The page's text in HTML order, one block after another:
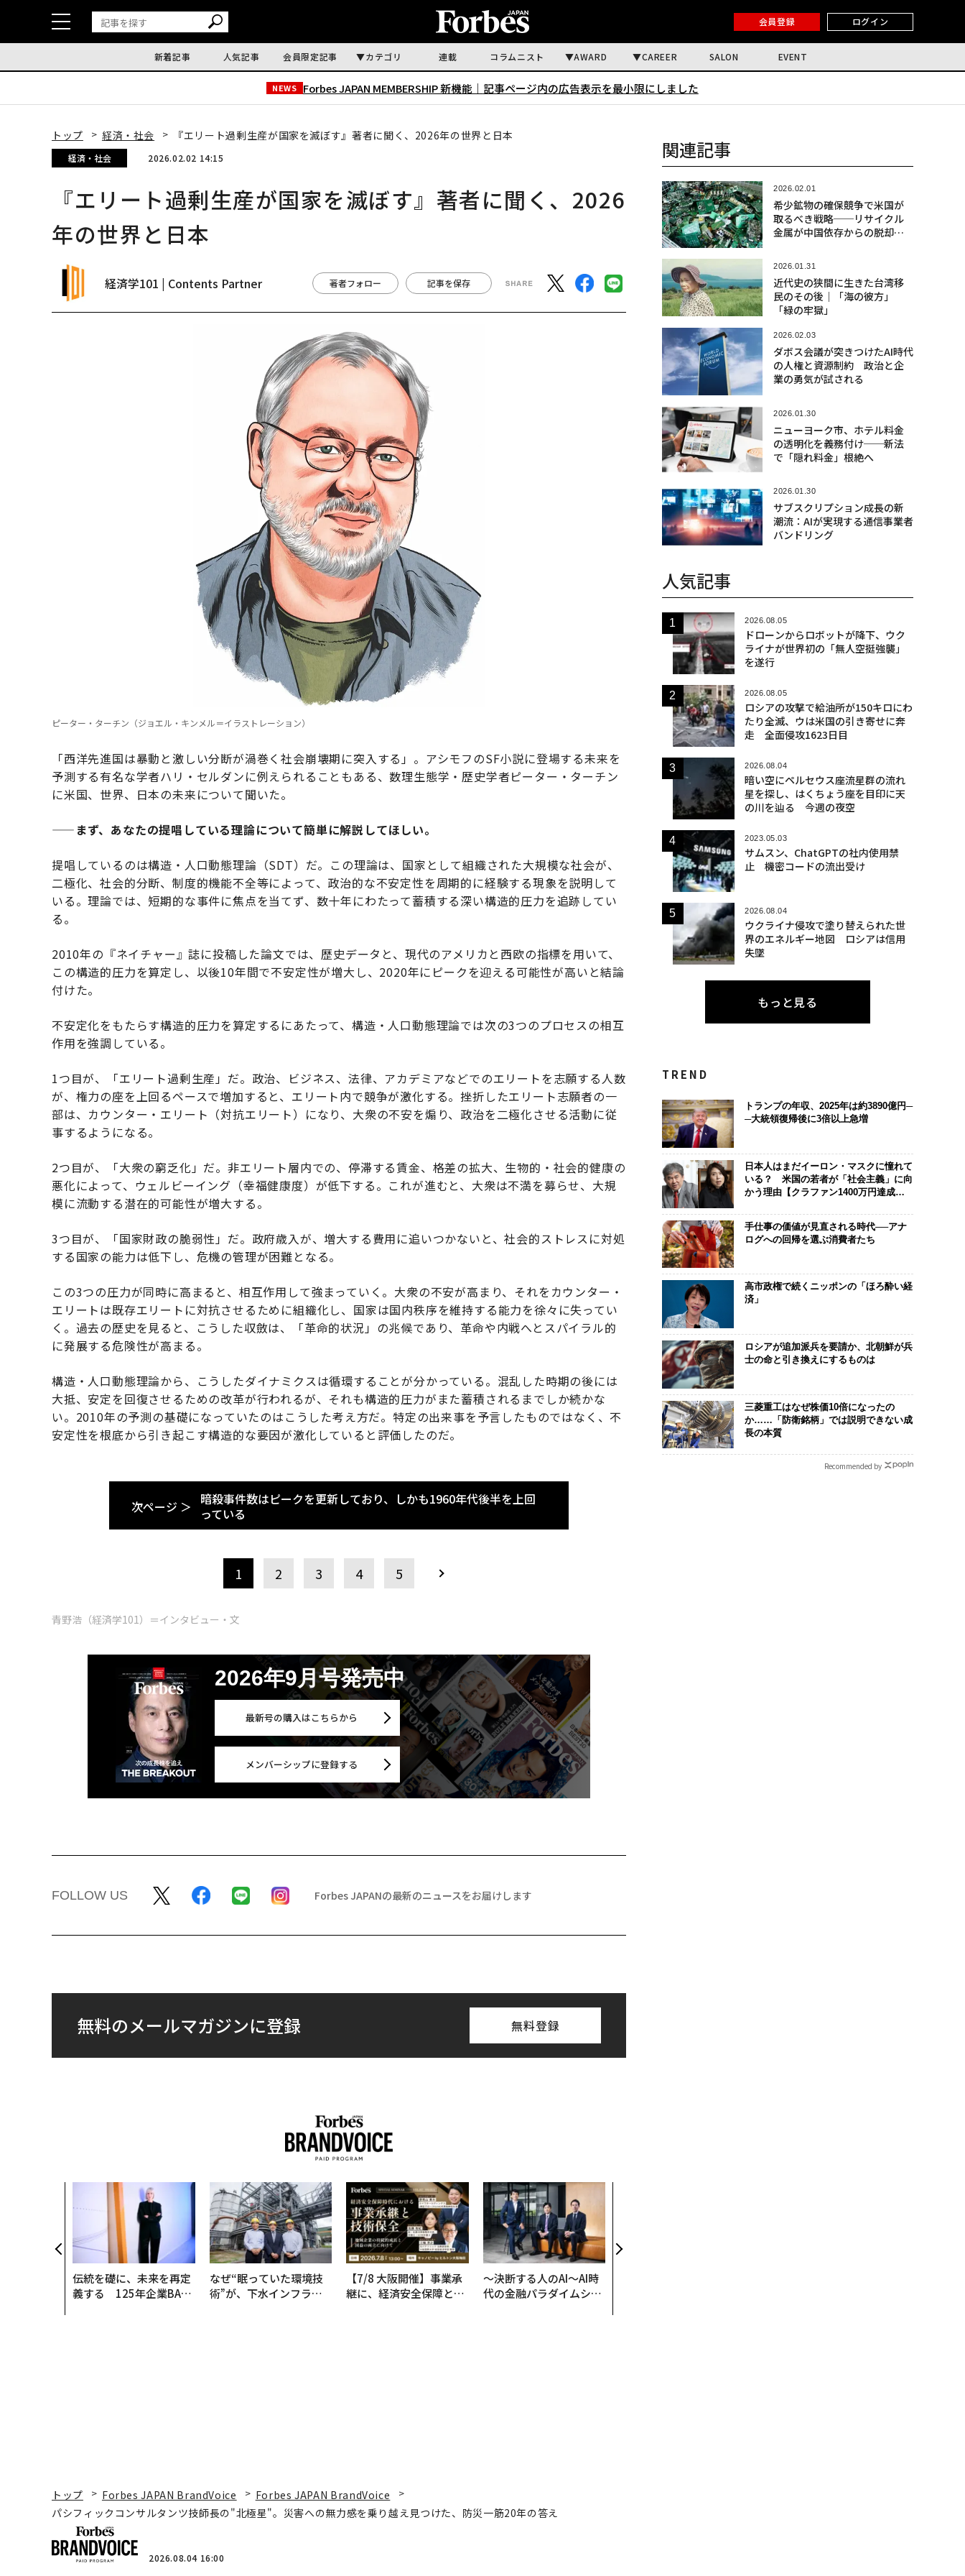
会員登録 ログイン
新着記事 人気記事 会員限定記事 カテゴリ 連載 コラムニスト AWARD CAREER SALON EVENT
NEWS Forbes JAPAN MEMBERSHIP 新機能｜ 記事ページ内の広告表示を最小限にしました
トップ 経済・社会 『エリート過剰生産が国家を滅ぼす』著者に聞く、2026年の世界と日本
経済・社会 2026.02.02 14:15
『エリート過剰生産が国家を滅ぼす』著者に聞く、2026
年の世界と日本
経済学101 | Contents Partner 著者フォロー 記事を保存
ピーター・ターチン（ジョエル・キンメル＝イラストレーション）
「西洋先進国は暴動と激しい分断が渦巻く社会崩壊期に突入する」。アシモフのSF小説に登場する未来を
予測する有名な学者ハリ・セルダンに例えられることもある、数理生態学・歴史学者ピーター・ターチン
に米国、世界、日本の未来について聞いた。
——まず、あなたの提唱している理論について簡単に解説してほしい。
提唱しているのは構造・人口動態理論（SDT）だ。この理論は、国家として組織された大規模な社会が、
二極化、社会的分断、制度的機能不全等によって、政治的な不安定性を周期的に経験する現象を説明して
いる。理論では、短期的な事件に焦点を当てず、数十年にわたって蓄積する深い構造的圧力を追跡してい
る。
2010年の『ネイチャー』誌に投稿した論文では、歴史データと、現代のアメリカと西欧の指標を用いて、
この構造的圧力を算定し、以後10年間で不安定性が増大し、2020年にピークを迎える可能性が高いと結論
付けた。
不安定化をもたらす構造的圧力を算定するにあたって、構造・人口動態理論では次の3つのプロセスの相互
作用を強調している。
1つ目が、「エリート過剰生産」だ。政治、ビジネス、法律、アカデミアなどでのエリートを志願する人数
が、権力の座を上回るペースで増加すると、エリート内で競争が激化する。挫折したエリート志願者の一
部は、カウンター・エリート（対抗エリート）になり、大衆の不安を煽り、政治を二極化させる活動に従
事するようになる。
2つ目が、「大衆の窮乏化」だ。非エリート層内での、停滞する賃金、格差の拡大、生物的・社会的健康の
悪化によって、ウェルビーイング（幸福健康度）が低下する。これが進むと、大衆は不満を募らせ、大規
模に流動する潜在的可能性が増大する。
3つ目が、「国家財政の脆弱性」だ。政府歳入が、増大する費用に追いつかないと、社会的ストレスに対処
する国家の能力は低下し、危機の管理が困難となる。
この3つの圧力が同時に高まると、相互作用して強まっていく。大衆の不安が高まり、それをカウンター・
エリートは既存エリートに対抗させるために組織化し、国家は国内秩序を維持する能力を徐々に失ってい
く。過去の歴史を見ると、こうした収斂は、「革命的状況」の兆候であり、革命や内戦へとスパイラル的
に発展する危険性が高まる。
構造・人口動態理論から、こうしたダイナミクスは循環することが分かっている。混乱した時期の後には
大抵、安定を回復させるための改革が行われるが、それも構造的圧力がまた蓄積されるまでしか続かな
い。2010年の予測の基礎になっていたのはこうした考え方だ。特定の出来事を予言したものではなく、不
安定性を根底から引き起こす構造的な要因が激化していると評価したのだ。
次ページ ＞
暗殺事件数はピークを更新しており、しかも1960年代後半を上回
っている
1 2 3 4 5
青野浩（経済学101）＝インタビュー・文
2026年9月号発売中
最新号の購入はこちらから
メンバーシップに登録する
FOLLOW US Forbes JAPANの最新のニュースをお届けします
無料のメールマガジンに登録 無料登録
伝統を礎に、未来を再定
義する 125年企業BAT
なぜ“眠っていた環境技
術”が、下水インフラを
【7/8 大阪開催】事業承
継に、経済安全保障とい
〜決断する人のAI〜AI時
代の金融パラダイムシフ
関連記事
2026.02.01
希少鉱物の確保競争で米国が
取るべき戦略──リサイクル
金属が中国依存からの脱却の
2026.01.31
近代史の狭間に生きた台湾移
民のその後｜「海の彼方」
「緑の牢獄」
2026.02.03
ダボス会議が突きつけたAI時代
の人権と資源制約 政治と企
業の勇気が試される
2026.01.30
ニューヨーク市、ホテル料金
の透明化を義務付け──新法
で「隠れ料金」根絶へ
2026.01.30
サブスクリプション成長の新
潮流：AIが実現する通信事業者
バンドリング
人気記事
2026.08.05
ドローンからロボットが降下、ウク
ライナが世界初の「無人空挺強襲」
を遂行
2026.08.05
ロシアの攻撃で給油所が150キロにわ
たり全滅、ウは米国の引き寄せに奔
走 全面侵攻1623日目
2026.08.04
暗い空にペルセウス座流星群の流れ
星を探し、はくちょう座を目印に天
の川を辿る 今週の夜空
2023.05.03
サムスン、ChatGPTの社内使用禁
止 機密コードの流出受け
2026.08.04
ウクライナ侵攻で塗り替えられた世
界のエネルギー地図 ロシアは信用
失墜
もっと見る
TREND
トランプの年収、2025年は約3890億円─
─大統領復帰後に3倍以上急増
日本人はまだイーロン・マスクに憧れて
いる？ 米国の若者が「社会主義」に向
かう理由【クラファン1400万円達成記
手仕事の価値が見直される時代──アナ
ログへの回帰を選ぶ消費者たち
高市政権で続くニッポンの「ほろ酔い経
済」
ロシアが追加派兵を要請か、北朝鮮が兵
士の命と引き換えにするものは
三菱重工はなぜ株価10倍になったの
か……「防衛銘柄」では説明できない成
長の本質
Recommended by
トップ Forbes JAPAN BrandVoice
Forbes JAPAN BrandVoice
パシフィックコンサルタンツ技師長の"北極星"。災害への無力感を乗り越え見つけた、防災一筋20年の答え
2026.08.04 16:00